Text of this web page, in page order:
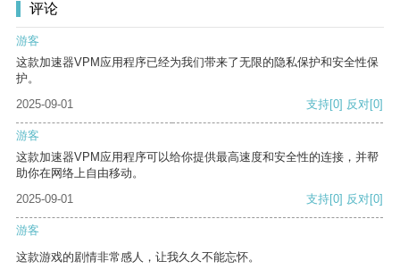
评论
游客
这款加速器VPM应用程序已经为我们带来了无限的隐私保护和安全性保
护。
2025-09-01
支持[0] 反对[0]
游客
这款加速器VPM应用程序可以给你提供最高速度和安全性的连接，并帮
助你在网络上自由移动。
2025-09-01
支持[0] 反对[0]
游客
这款游戏的剧情非常感人，让我久久不能忘怀。